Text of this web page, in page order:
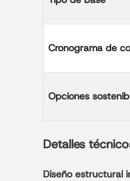
Cronograma de
Opciones
Detalles
Diseño estructural